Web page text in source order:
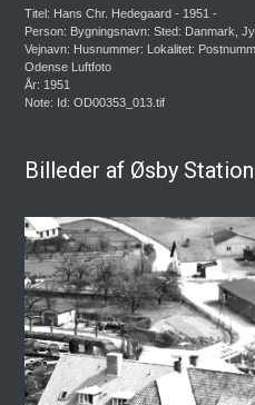
Titel: Hans Chr. Hedegaard - 1951 -
Person: Bygningsnavn: Sted: Danmark,
Vejnavn: Husnummer: Lokalitet:
Odense Luftfoto
År: 1951
Note: Id: OD00353_013.tif
Billeder af Øsby Station